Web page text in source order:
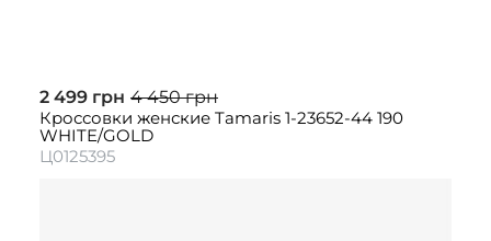
2 499 грн 4 450 грн
Кроссовки женские Tamaris 1-23652-44 190
WHITE/GOLD
Ц0125395